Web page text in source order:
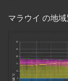
マラウイ の地